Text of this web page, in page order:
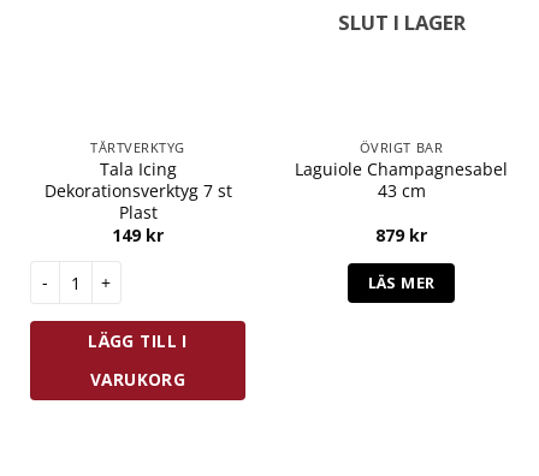
TÅRTVERKTYG
Tala Icing
Dekorationsverktyg 7 st
Plast
149 kr
Tala Icing Dekorationsverktyg 7 st Plast mängd
LÄGG TILL I
VARUKORG
SLUT I LAGER
ÖVRIGT BAR
Laguiole Champagnesabel
43 cm
879 kr
LÄS MER